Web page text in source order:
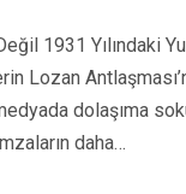
1931 Yılındaki
Lozan
dolaşıma
daha…